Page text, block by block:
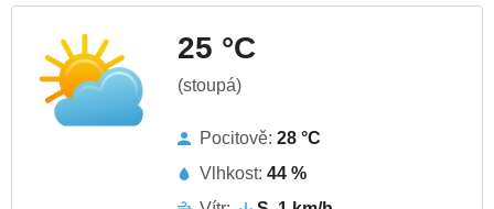
25 °C
(stoupá)
Pocitově: 28 °C
Vlhkost: 44 %